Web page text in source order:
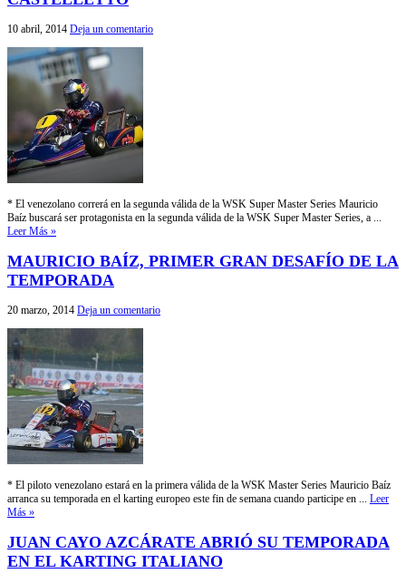
10 abril, 2014 Deja un comentario
* El venezolano correrá en la segunda válida de la WSK Super Master Series Mauricio
Baíz buscará ser protagonista en la segunda válida de la WSK Super Master Series, a ...
Leer Más »
MAURICIO BAÍZ, PRIMER GRAN DESAFÍO DE LA
TEMPORADA
20 marzo, 2014 Deja un comentario
* El piloto venezolano estará en la primera válida de la WSK Master Series Mauricio Baíz
arranca su temporada en el karting europeo este fin de semana cuando participe en ... Leer
Más »
JUAN CAYO AZCÁRATE ABRIÓ SU TEMPORADA
EN EL KARTING ITALIANO